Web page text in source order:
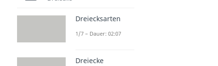
Dreiecksarten
1/7 – Dauer: 02:07
Dreiecke